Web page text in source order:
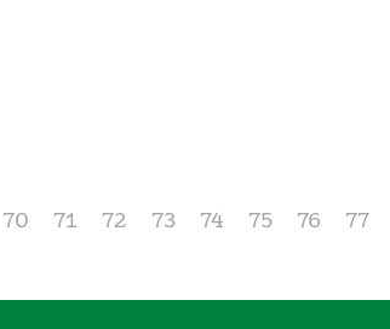
70 71 72 73 74 75 76 77